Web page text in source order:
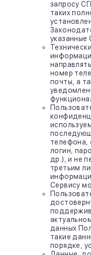
запросу
таких
указанные
номер
почты, а
телефона,
логин,
др.), и не
третьим
Сервису
данных
такие
порядке,